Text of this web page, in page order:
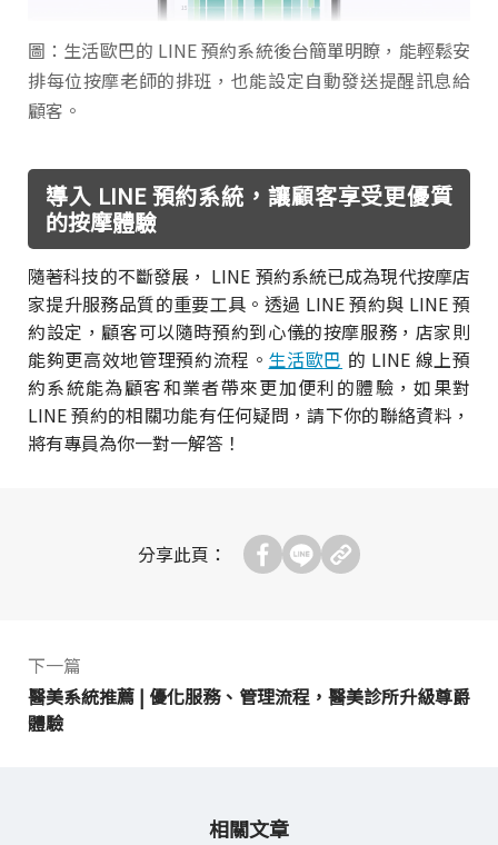
圖：生活歐巴的 LINE 預約系統後台簡單明瞭，能輕鬆安
排每位按摩老師的排班，也能設定自動發送提醒訊息給
顧客。
導入 LINE 預約系統，讓顧客享受更優質
的按摩體驗
隨著科技的不斷發展， LINE 預約系統已成為現代按摩店
家提升服務品質的重要工具。透過 LINE 預約與 LINE 預
約設定，顧客可以隨時預約到心儀的按摩服務，店家則
能夠更高效地管理預約流程。 生活歐巴 的 LINE 線上預
約系統能為顧客和業者帶來更加便利的體驗，如果對
LINE 預約的相關功能有任何疑問，請下你的聯絡資料，
將有專員為你一對一解答！
分享此頁：
醫美系統推薦 | 優化服務、管理流程，醫美診所升級尊爵
體驗
下一篇
相關文章